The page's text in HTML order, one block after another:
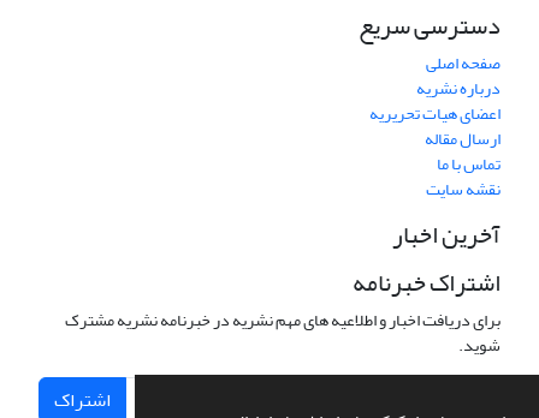
دسترسی سریع
صفحه اصلی
درباره نشریه
اعضای هیات تحریریه
ارسال مقاله
تماس با ما
نقشه سایت
آخرین اخبار
اشتراک خبرنامه
برای دریافت اخبار و اطلاعیه های مهم نشریه در خبرنامه نشریه مشترک
شوید.
اشتراک